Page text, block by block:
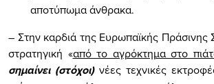
αποτύπωμα άνθρακα.
– Στην καρδιά της Ευρωπαϊκής Πράσινης
στρατηγική «από το αγρόκτημα στο
σημαίνει (στόχοι) νέες τεχνικές